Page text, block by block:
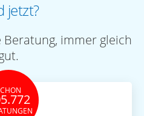
jetzt?
immer gleich